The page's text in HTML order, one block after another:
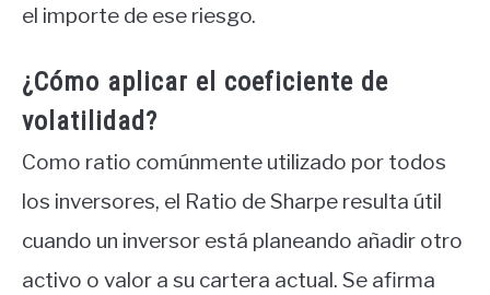
el importe de ese riesgo.
¿Cómo aplicar el coeficiente de
volatilidad?
Como ratio comúnmente utilizado por todos
los inversores, el Ratio de Sharpe resulta útil
cuando un inversor está planeando añadir otro
activo o valor a su cartera actual. Se afirma